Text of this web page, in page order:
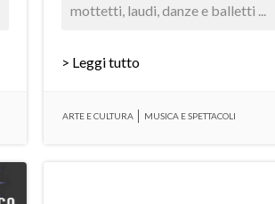
mottetti, laudi, danze e balletti ...
> Leggi tutto
ARTE E CULTURA MUSICA E SPETTACOLI